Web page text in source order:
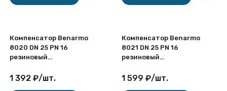
Компенсатор Benarmo
8020 DN 25 PN 16
резиновый
муфтовый
1 392 ₽/шт.
Компенсатор Benarmo
8021 DN 25 PN 16
резиновый
муфтовый
1 599 ₽/шт.